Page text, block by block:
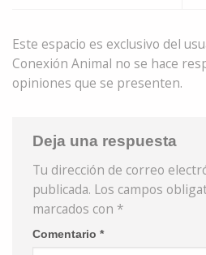
Este espacio es exclusivo del
Conexión Animal no se hace
opiniones que se presenten.
Deja una respuesta
Tu dirección de correo
publicada. Los campos
marcados con *
Comentario *